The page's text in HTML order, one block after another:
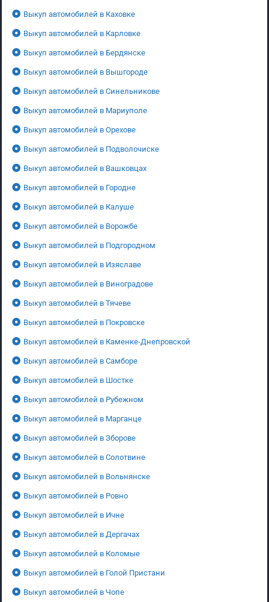
Выкуп автомобилей в Каховке
Выкуп автомобилей в Карловке
Выкуп автомобилей в Бердянске
Выкуп автомобилей в Вышгороде
Выкуп автомобилей в Синельникове
Выкуп автомобилей в Мариуполе
Выкуп автомобилей в Орехове
Выкуп автомобилей в Подволочиске
Выкуп автомобилей в Вашковцах
Выкуп автомобилей в Городне
Выкуп автомобилей в Калуше
Выкуп автомобилей в Ворожбе
Выкуп автомобилей в Подгородном
Выкуп автомобилей в Изяславе
Выкуп автомобилей в Виноградове
Выкуп автомобилей в Тячеве
Выкуп автомобилей в Покровске
Выкуп автомобилей в Каменке-Днепровской
Выкуп автомобилей в Самборе
Выкуп автомобилей в Шостке
Выкуп автомобилей в Рубежном
Выкуп автомобилей в Марганце
Выкуп автомобилей в Зборове
Выкуп автомобилей в Солотвине
Выкуп автомобилей в Вольнянске
Выкуп автомобилей в Ровно
Выкуп автомобилей в Ичне
Выкуп автомобилей в Дергачах
Выкуп автомобилей в Коломые
Выкуп автомобилей в Голой Пристани
Выкуп автомобилей в Чопе